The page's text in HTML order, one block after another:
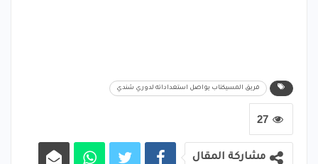
فريق المسيكتاب يواصل استعداداته لدوري شندي
27
مشاركة المقال